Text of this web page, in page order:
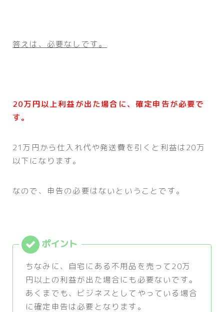
答えは、必要なしです。
20万円以上利益が出た場合に、確定申告が必要で
す。
21万円から仕入れ代や発送費を引くと利益は20万
以下になります。
なので、申告の必要はないということです。
ちなみに、自宅にある不用品を売って20万
円以上の利益が出た場合にも必要ないです。
あくまでも、ビジネスとしてやっている場合
に確定申告は必要となります。